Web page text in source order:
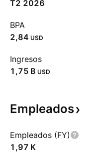
T2 2026
BPA
2,84 USD
Ingresos
‪1,75 B‬ USD
Empleados
Empleados (FY)
‪1,97 K‬